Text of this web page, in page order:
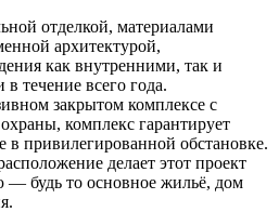
отделкой, материалами
архитектурой,
как внутренними, так и
течение всего года.
закрытом комплексе с
комплекс гарантирует
в привилегированной обстановке.
делает этот проект
— будь то основное жильё, дом